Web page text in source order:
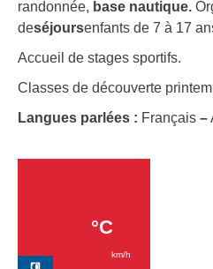
randonnée, base nautique.
deséjoursenfants de 7 à 17
Accueil de stages sportifs.
Classes de découverte
Langues parlées : Français –